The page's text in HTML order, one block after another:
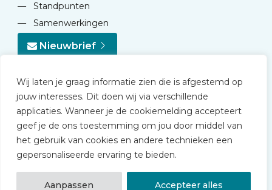
Wij laten je graag informatie zien die is afgestemd op
jouw interesses. Dit doen wij via verschillende
applicaties. Wanneer je de cookiemelding accepteert
geef je de ons toestemming om jou door middel van
het gebruik van cookies en andere technieken een
gepersonaliseerde ervaring te bieden.
Aanpassen Accepteer alles
—
Standpunten
—
Samenwerkingen
Nieuwbrief
© 2026 NVD
Privacy statement
Disclaimer